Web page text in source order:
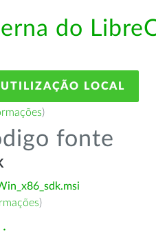
do
LOCAL
)
fonte
)